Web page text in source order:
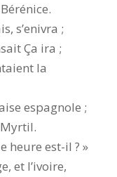
s’enivra ;
Ça ira ;
la
espagnole ;
Myrtil.
heure est-il ? »
et l’ivoire,